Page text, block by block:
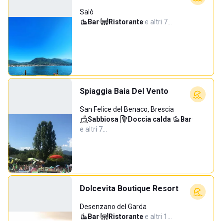
Salò
Bar· Ristorante·e altri 7…
Spiaggia Baia Del Vento
San Felice del Benaco, Brescia
Sabbiosa· Doccia calda· Bar·
e altri 7…
Dolcevita Boutique Resort
Desenzano del Garda
Bar· Ristorante·e altri 1…